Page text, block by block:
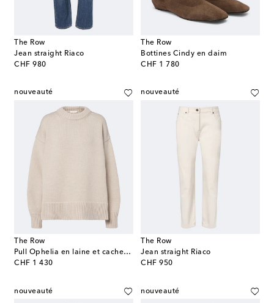
The Row
Jean straight Riaco
CHF 980
original price
The Row
Bottines Cindy en daim
CHF 1 780
original price
nouveauté
The Row
Pull Ophelia en laine et cachemire
CHF 1 430
original price
nouveauté
The Row
Jean straight Riaco
CHF 950
original price
nouveauté nouveauté